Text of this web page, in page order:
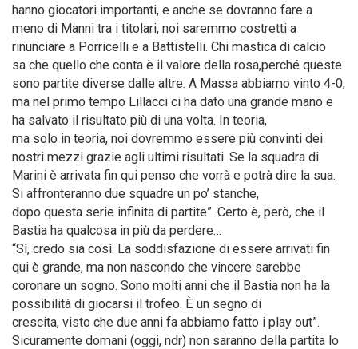
hanno giocatori importanti, e anche se dovranno fare a
meno di Manni tra i titolari, noi saremmo costretti a
rinunciare a Porricelli e a Battistelli. Chi mastica di calcio
sa che quello che conta è il valore della rosa,perché queste
sono partite diverse dalle altre. A Massa abbiamo vinto 4-0,
ma nel primo tempo Lillacci ci ha dato una grande mano e
ha salvato il risultato più di una volta. In teoria,
ma solo in teoria, noi dovremmo essere più convinti dei
nostri mezzi grazie agli ultimi risultati. Se la squadra di
Marini è arrivata fin qui penso che vorrà e potrà dire la sua.
Si affronteranno due squadre un po’ stanche,
dopo questa serie infinita di partite”. Certo è, però, che il
Bastia ha qualcosa in più da perdere…
“Sì, credo sia così. La soddisfazione di essere arrivati fin
qui è grande, ma non nascondo che vincere sarebbe
coronare un sogno. Sono molti anni che il Bastia non ha la
possibilità di giocarsi il trofeo. È un segno di
crescita, visto che due anni fa abbiamo fatto i play out”.
Sicuramente domani (oggi, ndr) non saranno della partita lo